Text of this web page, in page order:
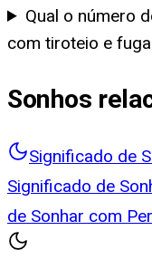
Qual o número
com tiroteio e
Sonhos
Significado de
Significado de
de Sonhar com